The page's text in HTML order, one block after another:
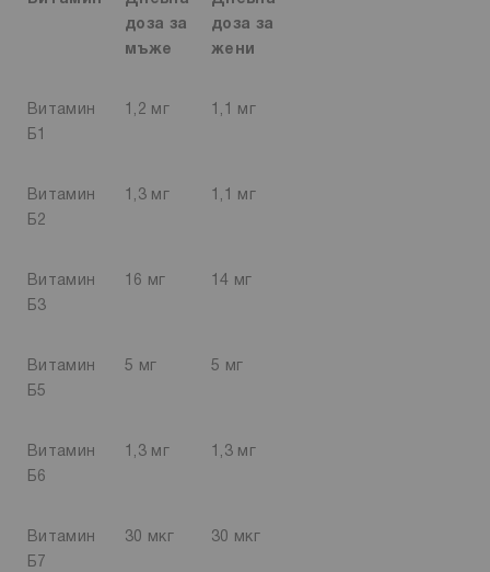
доза за
мъже
доза за
жени
Витамин
Б1
1,2 мг 1,1 мг
Витамин
Б2
1,3 мг 1,1 мг
Витамин
Б3
16 мг 14 мг
Витамин
Б5
5 мг 5 мг
Витамин
Б6
1,3 мг 1,3 мг
Витамин
Б7
30 мкг 30 мкг